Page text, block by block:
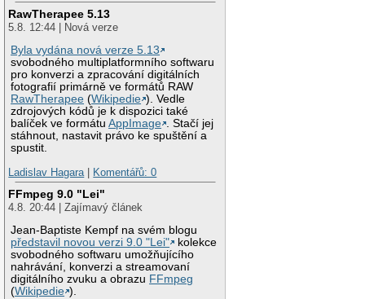
RawTherapee 5.13
5.8. 12:44 | Nová verze
Byla vydána nová verze 5.13
svobodného multiplatformního softwaru
pro konverzi a zpracování digitálních
fotografií primárně ve formátů RAW
RawTherapee (Wikipedie ). Vedle
zdrojových kódů je k dispozici také
balíček ve formátuAppImage . Stačí jej
stáhnout, nastavit právo ke spuštění a
spustit.
Ladislav Hagara| Komentářů: 0
FFmpeg 9.0 "Lei"
4.8. 20:44 | Zajímavý článek
Jean-Baptiste Kempf na svém blogu
představil novou verzi 9.0 "Lei"
kolekce
svobodného softwaru umožňujícího
nahrávání, konverzi a streamovaní
digitálního zvuku a obrazu FFmpeg
(Wikipedie ).